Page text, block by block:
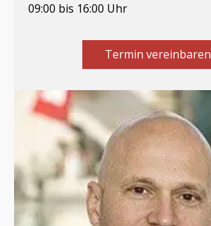
09:00 bis 16:00 Uhr
Termin vereinbaren